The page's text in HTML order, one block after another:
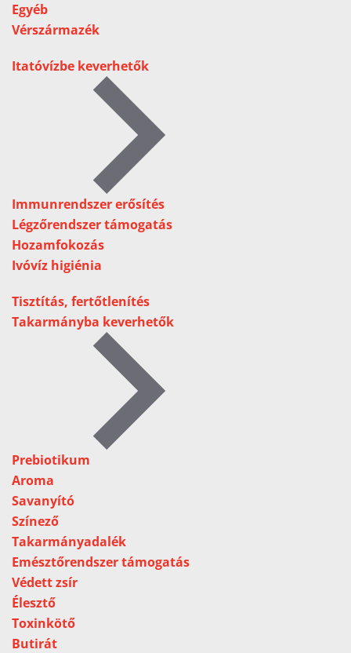
Egyéb
Vérszármazék
Itatóvízbe keverhetők
Immunrendszer erősítés
Légzőrendszer támogatás
Hozamfokozás
Ivóvíz higiénia
Tisztítás, fertőtlenítés
Takarmányba keverhetők
Prebiotikum
Aroma
Savanyító
Színező
Takarmányadalék
Emésztőrendszer támogatás
Védett zsír
Élesztő
Toxinkötő
Butirát